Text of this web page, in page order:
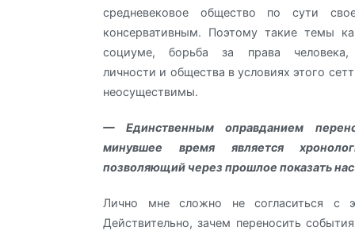
средневековое общество по сути
консервативным. Поэтому такие темы
социуме, борьба за права человека,
личности и общества в условиях этого
неосуществимы.
— Единственным оправданием
минувшее время является
позволяющий через прошлое показать
Лично мне сложно не согласиться с
Действительно, зачем переносить